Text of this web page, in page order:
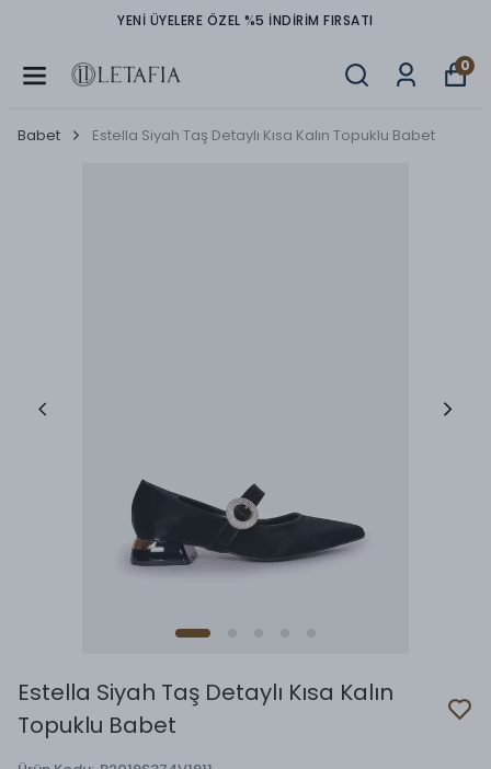
YENİ ÜYELERE ÖZEL %5 İNDİRİM FIRSATI
0
Babet Estella Siyah Taş Detaylı Kısa Kalın Topuklu Babet
Estella Siyah Taş Detaylı Kısa Kalın
Topuklu Babet